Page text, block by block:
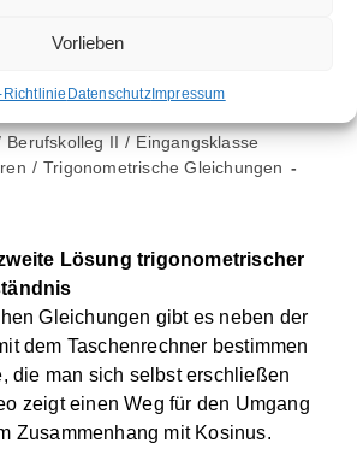
Vorlieben
DatenschutzImpressum
Berufskolleg II / Eingangsklasse
/ Trigonometrische Gleichungen
Lösung trigonometrischer
Gleichungen gibt es neben der
dem Taschenrechner bestimmen
die man sich selbst erschließen
zeigt einen Weg für den Umgang
Zusammenhang mit Kosinus.